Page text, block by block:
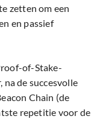
zetten om een
en passief
of-Stake-
de succesvolle
Chain (de
repetitie voor de